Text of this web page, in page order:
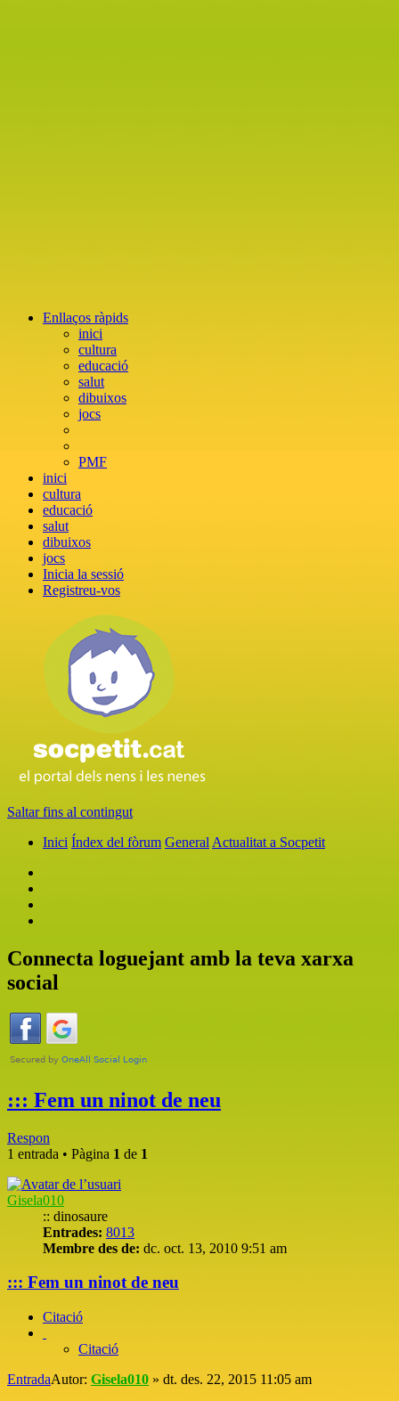
Enllaços ràpids
inici
cultura
educació
salut
dibuixos
jocs
PMF
inici
cultura
educació
salut
dibuixos
jocs
Inicia la sessió
Registreu-vos
Saltar fins al contingut
Inici Índex del fòrum General Actualitat a Socpetit
Connecta loguejant amb la teva xarxa
social
::: Fem un ninot de neu
Respon
1 entrada • Pàgina 1 de 1
Gisela010
:: dinosaure
Entrades: 8013
Membre des de: dc. oct. 13, 2010 9:51 am
::: Fem un ninot de neu
Citació
Citació
EntradaAutor: Gisela010 » dt. des. 22, 2015 11:05 am